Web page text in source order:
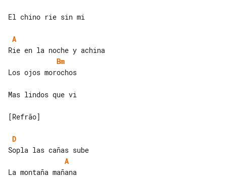
El chino rie sin mi
A
Bm
Los ojos morochos
Mas lindos que vi
[Refrão]
D
A
La montaña mañana